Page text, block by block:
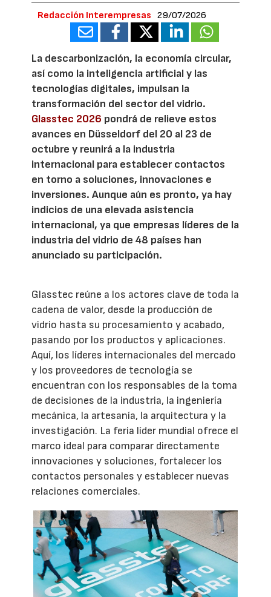
Redacción Interempresas 29/07/2026
La descarbonización, la economía circular,
así como la inteligencia artificial y las
tecnologías digitales, impulsan la
transformación del sector del vidrio.
Glasstec 2026 pondrá de relieve estos
avances en Düsseldorf del 20 al 23 de
octubre y reunirá a la industria
internacional para establecer contactos
en torno a soluciones, innovaciones e
inversiones. Aunque aún es pronto, ya hay
indicios de una elevada asistencia
internacional, ya que empresas líderes de la
industria del vidrio de 48 países han
anunciado su participación.
Glasstec reúne a los actores clave de toda la
cadena de valor, desde la producción de
vidrio hasta su procesamiento y acabado,
pasando por los productos y aplicaciones.
Aquí, los líderes internacionales del mercado
y los proveedores de tecnología se
encuentran con los responsables de la toma
de decisiones de la industria, la ingeniería
mecánica, la artesanía, la arquitectura y la
investigación. La feria líder mundial ofrece el
marco ideal para comparar directamente
innovaciones y soluciones, fortalecer los
contactos personales y establecer nuevas
relaciones comerciales.